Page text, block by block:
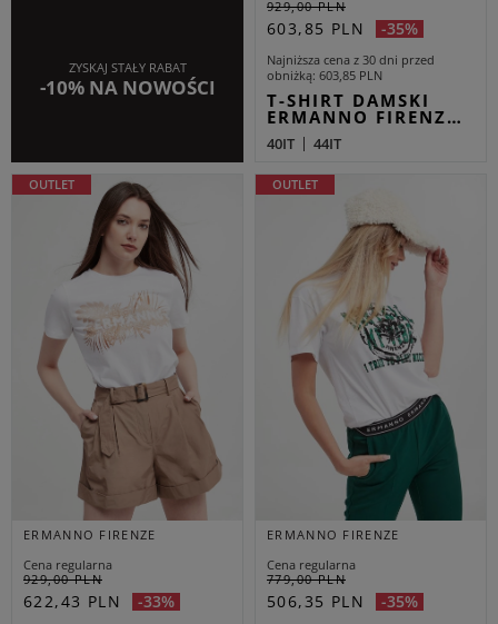
ZYSKAJ STAŁY RABAT
-10% NA NOWOŚCI
929,00 PLN
603,85 PLN -35%
Najniższa cena z 30 dni przed
obniżką 603,85 PLN
T-SHIRT DAMSKI
ERMANNO FIRENZ…
40IT 44IT
OUTLET
ERMANNO FIRENZE
Cena regularna
929,00 PLN
622,43 PLN -33%
OUTLET
ERMANNO FIRENZE
Cena regularna
779,00 PLN
506,35 PLN -35%